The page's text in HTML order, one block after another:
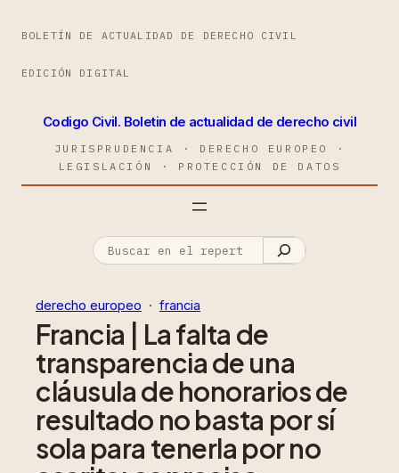
BOLETÍN DE ACTUALIDAD DE DERECHO CIVIL
EDICIÓN DIGITAL
Codigo Civil. Boletin de actualidad de derecho civil
JURISPRUDENCIA · DERECHO EUROPEO ·
LEGISLACIÓN · PROTECCIÓN DE DATOS
derecho europeo
  ·
francia
Francia | La falta de
transparencia de una
cláusula de honorarios de
resultado no basta por sí
sola para tenerla por no